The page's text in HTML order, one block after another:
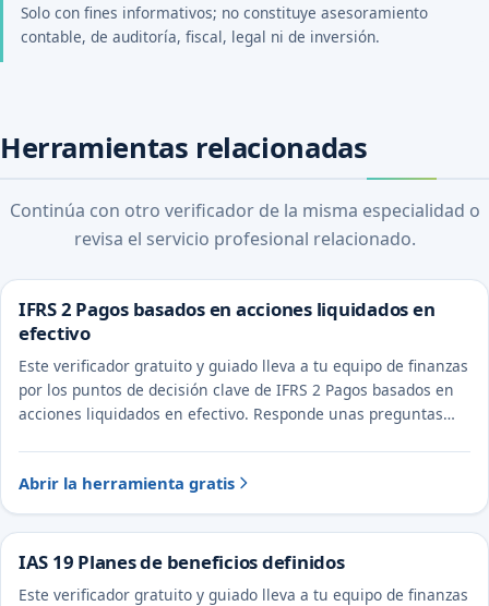
Solo con fines informativos; no constituye asesoramiento
contable, de auditoría, fiscal, legal ni de inversión.
Herramientas relacionadas
Continúa con otro verificador de la misma especialidad o
revisa el servicio profesional relacionado.
IFRS 2 Pagos basados en acciones liquidados en
efectivo
Este verificador gratuito y guiado lleva a tu equipo de finanzas
por los puntos de decisión clave de IFRS 2 Pagos basados en
acciones liquidados en efectivo. Responde unas preguntas
Abrir la herramienta gratis
IAS 19 Planes de beneficios definidos
Este verificador gratuito y guiado lleva a tu equipo de finanzas